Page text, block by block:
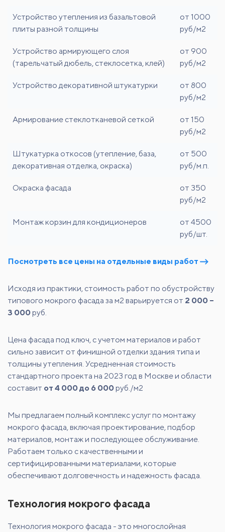
Устройство утепления из базальтовой
плиты разной толщины
от 1000
руб/м2
Устройство армирующего слоя
(тарельчатый дюбель, стеклосетка, клей)
от 900
руб/м2
Устройство декоративной штукатурки
от 800
руб/м2
Армирование стеклотканевой сеткой
от 150
руб/м2
Штукатурка откосов (утепление, база,
декоративная отделка, окраска)
от 500
руб/м.п.
Окраска фасада
от 350
руб/м2
Монтаж корзин для кондиционеров
от 4500
руб/шт.
Посмотреть все цены на отдельные виды работ
Исходя из практики, стоимость работ по обустройству
типового мокрого фасада за м2 варьируется от 2 000 –
3 000руб.
Цена фасада под ключ, с учетом материалов и работ
сильно зависит от финишной отделки здания типа и
толщины утепления. Усредненная стоимость
стандартного проекта на 2023 год в Москве и области
составит от 4 000 до 6 000руб./м2
Мы предлагаем полный комплекс услуг по монтажу
мокрого фасада, включая проектирование, подбор
материалов, монтаж и последующее обслуживание.
Работаем только с качественными и
сертифицированными материалами, которые
обеспечивают долговечность и надежность фасада.
Технология мокрого фасада
Технология мокрого фасада - это многослойная